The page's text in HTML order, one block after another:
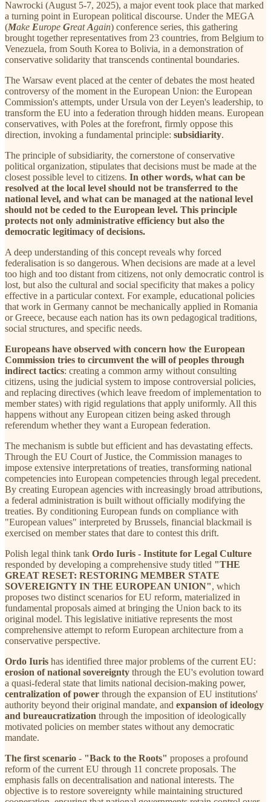
Nawrocki (August 5-7, 2025), a major event took place that marked
a turning point in European political discourse. Under the MEGA
(Make Europe GreatAgain) conference series, this gathering
brought together representatives from 23 countries, from Belgium to
Venezuela, from South Korea to Bolivia, in a demonstration of
conservative solidarity that transcends continental boundaries.
The Warsaw event placed at the center of debates the most heated
controversy of the moment in the European Union: the European
Commission's attempts, under Ursula von der Leyen's leadership, to
transform the EU into a federation through hidden means. European
conservatives, with Poles at the forefront, firmly oppose this
direction, invoking a fundamental principle: subsidiarity.
The principle of subsidiarity, the cornerstone of conservative
political organization, stipulates that decisions must be made at the
closest possible level to citizens. In other words, what can be
resolved at the local level should not be transferred to the
national level, and what can be managed at the national level
should not be ceded to the European level. This principle
protects not only administrative efficiency but also the
democratic legitimacy of decisions.
A deep understanding of this concept reveals why forced
federalisation is so dangerous. When decisions are made at a level
too high and too distant from citizens, not only democratic control is
lost, but also the cultural and social specificity that makes a policy
effective in a particular context. For example, educational policies
that work in Germany cannot be mechanically applied in Romania
or Greece, because each nation has its own pedagogical traditions,
social structures, and specific needs.
Europeans have observed with concern how the European
Commission tries to circumvent the will of peoples through
indirect tactics: creating a common army without consulting
citizens, using the judicial system to impose controversial policies,
and replacing directives (which leave freedom of implementation to
member states) with rigid regulations that apply uniformly. All this
happens without any European citizen being asked through
referendum whether they want a European federation.
The mechanism is subtle but efficient and has devastating effects.
Through the EU Court of Justice, the Commission manages to
impose extensive interpretations of treaties, transforming national
competencies into European competencies through legal precedent.
By creating European agencies with increasingly broad attributions,
a federal administration is built without officially modifying the
treaties. By conditioning European funds on compliance with
"European values" interpreted by Brussels, financial blackmail is
exercised on member states that dare to contest this drift.
Polish legal think tank Ordo Iuris - Institute for Legal Culture
responded by developing a comprehensive study titled "THE
GREAT RESET: RESTORING MEMBER STATE
SOVEREIGNTY IN THE EUROPEAN UNION", which
proposes two distinct scenarios for EU reform, materialized in
fundamental proposals aimed at bringing the Union back to its
original model. This legislative initiative represents the most
comprehensive attempt to reform European architecture from a
conservative perspective.
Ordo Iuris has identified three major problems of the current EU:
erosion of national sovereignty through the EU's evolution toward
a quasi-federal state that limits national decision-making power,
centralization of power through the expansion of EU institutions'
authority beyond their original mandate, and expansion of ideology
and bureaucratization through the imposition of ideologically
motivated policies on member states without any democratic
mandate.
The first scenario - "Back to the Roots" proposes a profound
reform of the current EU through 11 concrete proposals. The
emphasis falls on decentralisation and national interests. The
objective is to restore sovereignty while maintaining structured